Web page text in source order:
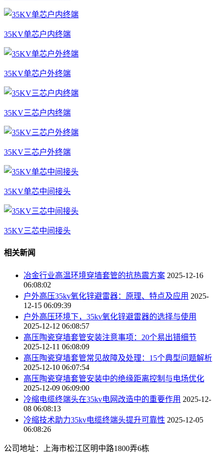
35KV单芯户内终端
35KV单芯户外终端
35KV三芯户内终端
35KV三芯户外终端
35KV单芯中间接头
35KV三芯中间接头
相关新闻
冶金行业高温环境穿墙套管的抗热震方案 2025-12-16
06:08:02
户外高压35kv氧化锌避雷器：原理、特点及应用 2025-
12-15 06:09:39
户外高压环境下，35kv氧化锌避雷器的选择与使用
2025-12-12 06:08:57
高压陶瓷穿墙套管安装注意事项：20个易出错细节
2025-12-11 06:08:09
高压陶瓷穿墙套管常见故障及处理：15个典型问题解析
2025-12-10 06:07:54
高压陶瓷穿墙套管安装中的绝缘距离控制与电场优化
2025-12-09 06:09:00
冷缩电缆终端头在35kv电网改造中的重要作用 2025-12-
08 06:08:13
冷缩技术助力35kv电缆终端头提升可靠性 2025-12-05
06:08:26
公司地址：上海市松江区明中路1800弄6栋